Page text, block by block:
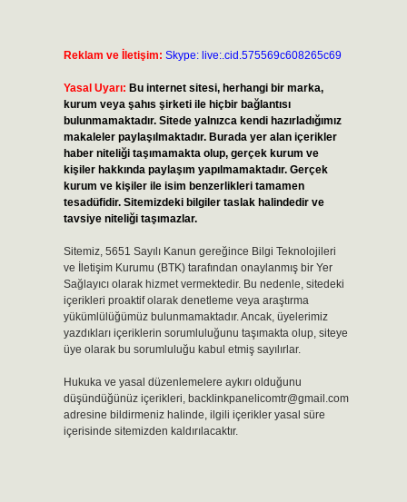
Reklam ve İletişim: Skype: live:.cid.575569c608265c69
Yasal Uyarı: Bu internet sitesi, herhangi bir marka,
kurum veya şahıs şirketi ile hiçbir bağlantısı
bulunmamaktadır. Sitede yalnızca kendi hazırladığımız
makaleler paylaşılmaktadır. Burada yer alan içerikler
haber niteliği taşımamakta olup, gerçek kurum ve
kişiler hakkında paylaşım yapılmamaktadır. Gerçek
kurum ve kişiler ile isim benzerlikleri tamamen
tesadüfidir. Sitemizdeki bilgiler taslak halindedir ve
tavsiye niteliği taşımazlar.
Sitemiz, 5651 Sayılı Kanun gereğince Bilgi Teknolojileri
ve İletişim Kurumu (BTK) tarafından onaylanmış bir Yer
Sağlayıcı olarak hizmet vermektedir. Bu nedenle, sitedeki
içerikleri proaktif olarak denetleme veya araştırma
yükümlülüğümüz bulunmamaktadır. Ancak, üyelerimiz
yazdıkları içeriklerin sorumluluğunu taşımakta olup, siteye
üye olarak bu sorumluluğu kabul etmiş sayılırlar.
Hukuka ve yasal düzenlemelere aykırı olduğunu
düşündüğünüz içerikleri, backlinkpanelicomtr@gmail.com
adresine bildirmeniz halinde, ilgili içerikler yasal süre
içerisinde sitemizden kaldırılacaktır.